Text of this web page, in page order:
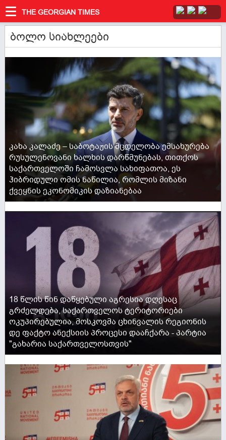
THE GEORGIAN TIMES
ბოლო სიახლეები
კახა კალაძე – საბოტაჟის მცდელობა ემსახურება
რუსულენოვანი ხალხის დარწმუნებას, თითქოს
საქართველოში ჩამოსვლა სახიფათოა, ეს
ჰიბრიდული ომის ნაწილია, რომლის მიზანი
ქვეყნის ეკონომიკის დაზიანებაა
18 წლის წინ დაწყებული აგრესია დღესაც
გრძელდება, საქართველოს ტერიტორიები
ოკუპირებულია, მოსკოვმა ცხინვალის რეგიონის
დე ფაქტო ანექსიის პროცესი დააჩქარა - პარტია
"გახარია საქართველოსთვის"